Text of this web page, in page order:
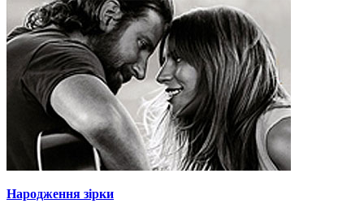
Народження зірки